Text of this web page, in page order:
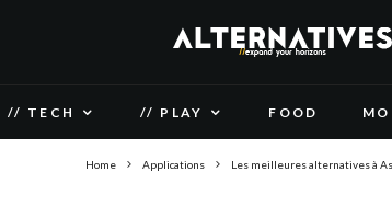
// TECH // PLAY FOOD
Home Applications Les meilleures alternatives à